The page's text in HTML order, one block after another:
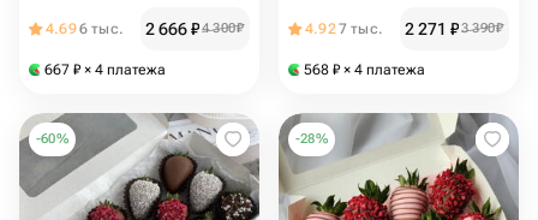
4.696 тыс. 2 666₽4 300₽
667 ₽ × 4 платежа
4.927 тыс. 2 271 ₽3 390₽
568 ₽ × 4 платежа
-60% -28%